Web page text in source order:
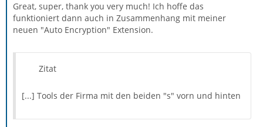
Great, super, thank you very much! Ich hoffe das
funktioniert dann auch in Zusammenhang mit meiner
neuen "Auto Encryption" Extension.
Zitat
[...] Tools der Firma mit den beiden "s" vorn und hinten